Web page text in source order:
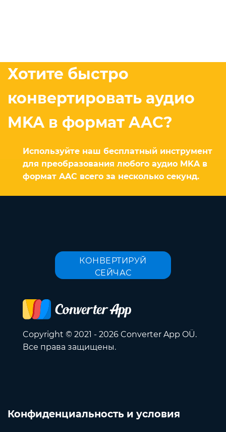
Хотите быстро
конвертировать аудио
MKA в формат AAC?
Используйте наш бесплатный инструмент
для преобразования любого аудио MKA в
формат AAC всего за несколько секунд.
КОНВЕРТИРУЙ
СЕЙЧАС
Copyright © 2021 - 2026 Converter App OÜ.
Все права защищены.
Конфиденциальность и условия